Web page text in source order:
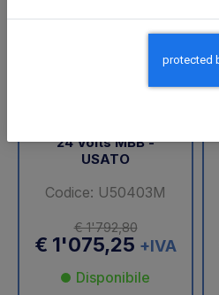
24 Volts MBB -
USATO
Codice: U50403M
€ 1'792,80
€ 1'075,25 +IVA
Disponibile